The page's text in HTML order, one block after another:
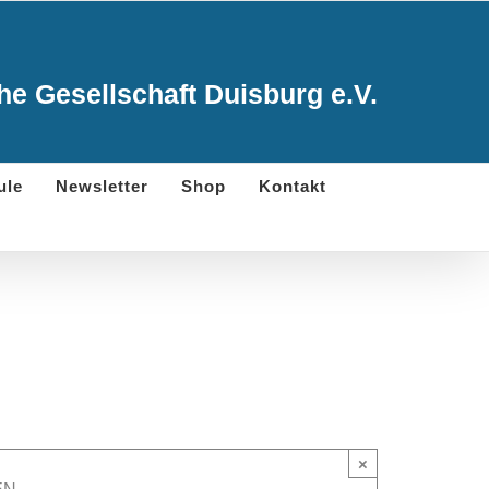
Gesellschaft Duisburg e.V.
Newsletter Shop Kontakt
×